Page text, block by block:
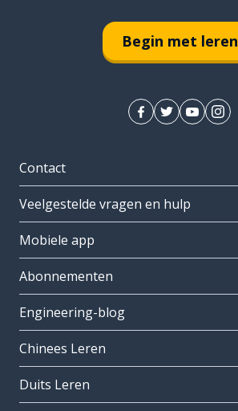
Begin met leren
Contact
Veelgestelde vragen en hulp
Mobiele app
Abonnementen
Engineering-blog
Chinees Leren
Duits Leren